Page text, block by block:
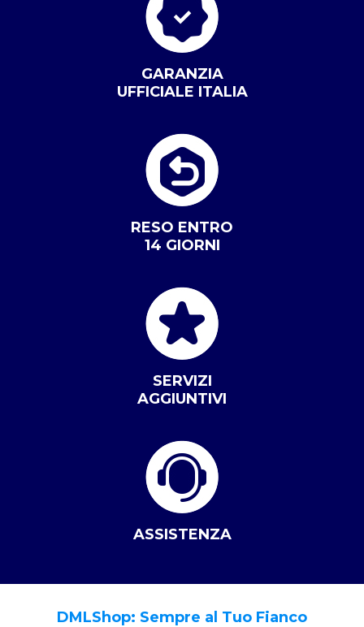
GARANZIA
UFFICIALE ITALIA
RESO ENTRO
14 GIORNI
SERVIZI
AGGIUNTIVI
ASSISTENZA
DMLShop: Sempre al Tuo Fianco